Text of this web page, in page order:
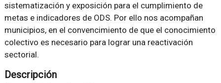
sistematización y exposición para el cumplimiento de
metas e indicadores de ODS. Por ello nos acompañan
municipios, en el convencimiento de que el conocimiento
colectivo es necesario para lograr una reactivación
sectorial.
Descripción